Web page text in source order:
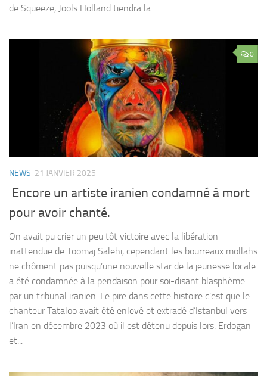
de Squeeze, Jools Holland tiendra la...
0
NEWS 21 JANVIER 2025
Encore un artiste iranien condamné à mort
pour avoir chanté.
On avait pu crier un peu tôt victoire avec la libération
inattendue de Toomaj Salehi, cependant les bourreaux mollahs
ne chôment pas puisqu’une nouvelle star de la jeunesse locale
a été condamnée à la pendaison pour soi-disant blasphème
par un tribunal iranien. Le pire dans cette histoire c’est que le
chanteur Tataloo avait été enlevé et extradé d’Istanbul vers
l’Iran en décembre 2023 où il est détenu depuis lors. Erdogan
et...